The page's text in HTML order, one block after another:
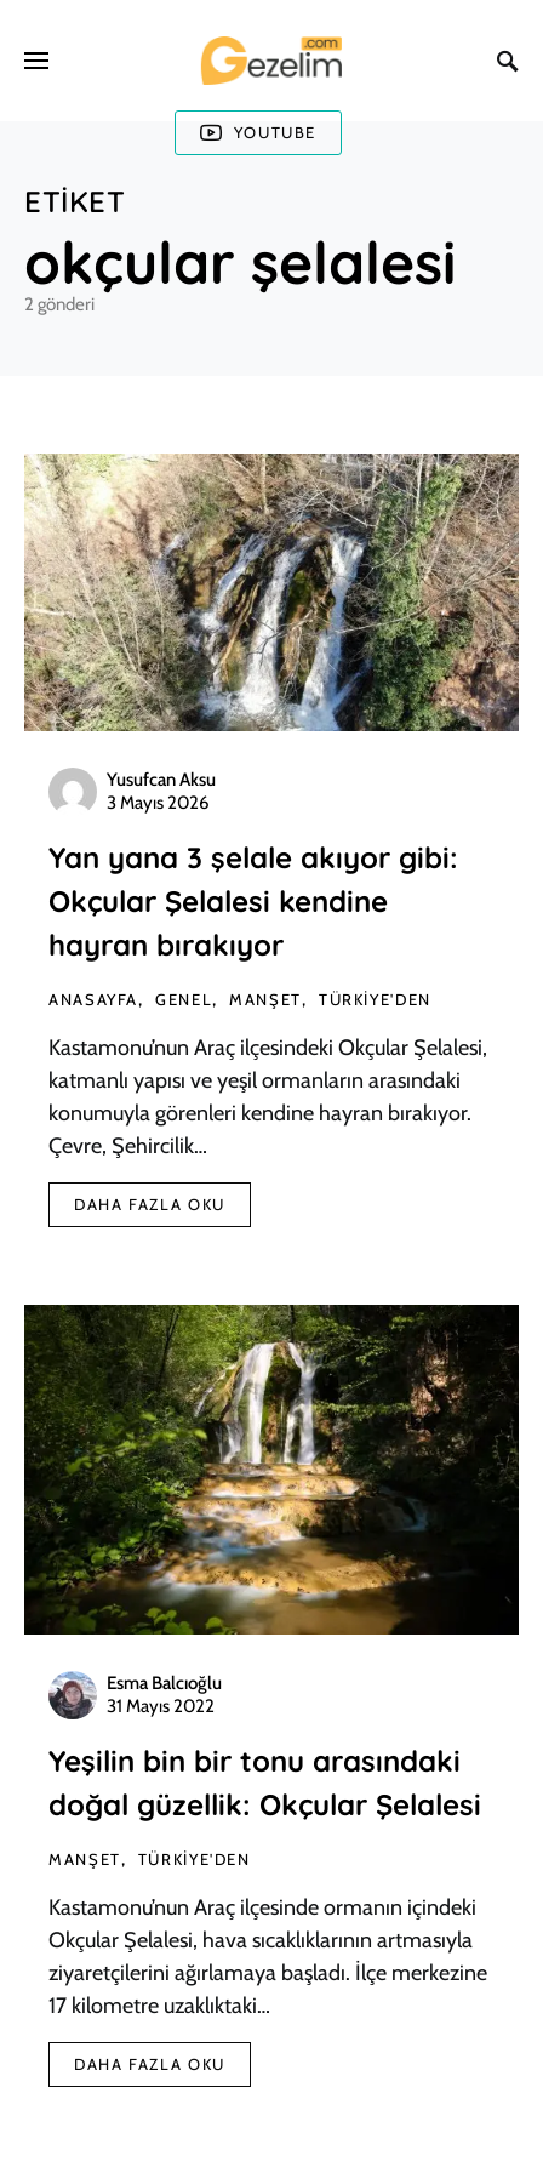
YOUTUBE
ETIKET
okçular şelalesi
2 gönderi
Yusufcan Aksu
3 Mayıs 2026
Yan yana 3 şelale akıyor gibi:
Okçular Şelalesi kendine
hayran bırakıyor
ANASAYFA GENEL MANŞET TÜRKIYE'DEN
Kastamonu’nun Araç ilçesindeki Okçular Şelalesi,
katmanlı yapısı ve yeşil ormanların arasındaki
konumuyla görenleri kendine hayran bırakıyor.
Çevre, Şehircilik…
DAHA FAZLA OKU
Esma Balcıoğlu
31 Mayıs 2022
Yeşilin bin bir tonu arasındaki
doğal güzellik: Okçular Şelalesi
MANŞET TÜRKIYE'DEN
Kastamonu’nun Araç ilçesinde ormanın içindeki
Okçular Şelalesi, hava sıcaklıklarının artmasıyla
ziyaretçilerini ağırlamaya başladı. İlçe merkezine
17 kilometre uzaklıktaki…
DAHA FAZLA OKU